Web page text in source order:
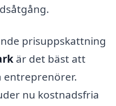
prisuppskattning
är det bäst att
entreprenörer.
nu kostnadsfria